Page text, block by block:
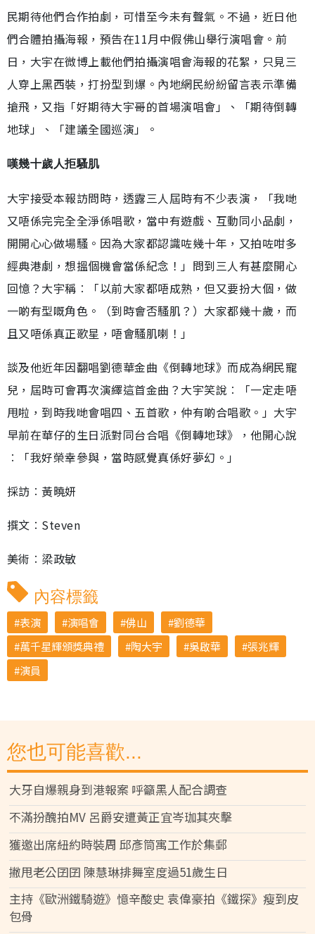
民期待他們合作拍劇，可惜至今未有聲氣。不過，近日他
們合體拍攝海報，預告在11月中假佛山舉行演唱會。前
日，大宇在微博上載他們拍攝演唱會海報的花絮，只見三
人穿上黑西裝，打扮型到爆。內地網民紛紛留言表示準備
搶飛，又指「好期待大宇哥的首場演唱會」、「期待倒轉
地球」、「建議全國巡演」。
嘆幾十歲人拒騷肌
大宇接受本報訪問時，透露三人屆時有不少表演，「我哋
又唔係完完全全淨係唱歌，當中有遊戲、互動同小品劇，
開開心心做場騷。因為大家都認識咗幾十年，又拍咗咁多
經典港劇，想搵個機會當係紀念！」問到三人有甚麼開心
回憶？大宇稱︰「以前大家都唔成熟，但又要扮大個，做
一啲有型嘅角色。（到時會否騷肌？）大家都幾十歲，而
且又唔係真正歌星，唔會騷肌喇！」
談及他近年因翻唱劉德華金曲《倒轉地球》而成為網民寵
兒，屆時可會再次演繹這首金曲？大宇笑說︰「一定走唔
甩啦，到時我哋會唱四、五首歌，仲有啲合唱歌。」大宇
早前在華仔的生日派對同台合唱《倒轉地球》，他開心說
︰「我好榮幸參與，當時感覺真係好夢幻。」
採訪︰黃曉妍
撰文︰Steven
美術︰梁政敏
內容標籤
表演 演唱會 佛山
劉德華
萬千星輝頒獎典禮
陶大宇 吳啟華
張兆輝
演員
您也可能喜歡...
大牙自爆親身到港報案 呼籲黑人配合調查
不滿扮醜拍MV 呂爵安遭黃正宜岑珈其夾擊
獲邀出席紐約時裝周 邱彥筒寓工作於集郵
撇甩老公囝囝 陳慧琳排舞室度過51歲生日
主持《歐洲鐵騎遊》憶辛酸史 袁偉豪拍《鐵探》瘦到皮
包骨